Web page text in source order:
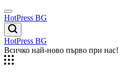
Skip
to
content
Menu
HotPress BG
Търсене
HotPress BG
Всичко най-ново първо при нас!